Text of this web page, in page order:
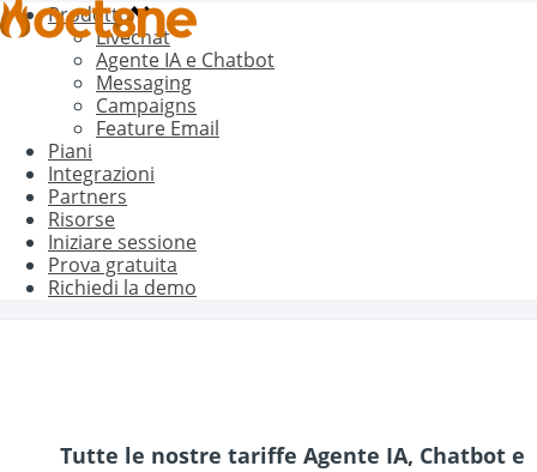
Prodotto
Livechat
Agente IA e Chatbot
Messaging
Campaigns
Feature Email
Piani
Integrazioni
Partners
Risorse
Iniziare sessione
Prova gratuita
Richiedi la demo
Tutte le nostre tariffe Agente IA, Chatbot e